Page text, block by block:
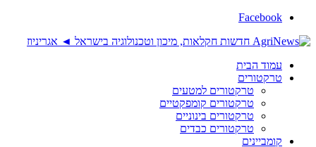
Facebook
עמוד הבית
טרקטורים
טרקטורים למטעים
טרקטורים קומפקטיים
טרקטורים בינוניים
טרקטורים כבדים
קומביינים